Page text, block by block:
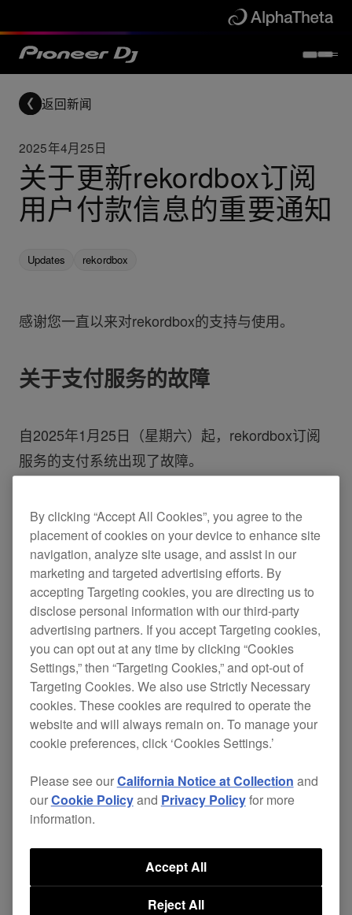
返回新闻
2025年4月25日
关于更新rekordbox订阅
用户付款信息的重要通知
Updates rekordbox
感谢您一直以来对rekordbox的支持与使用。
关于支付服务的故障
自2025年1月25日（星期六）起，rekordbox订阅
服务的支付系统出现了故障。
关于服务恢复后的操作请求
随着新支付系统的引入，若您希望继续使用当前的
订阅计划，请务必重新登记您的支付方式（信用卡
或PayPal账户）。我们对由此带来的不便深表歉
意，敬请您尽快完成相关操作。
如果我们在2025年5月12日之前未确认您的支付信
息已更新，您的订阅将根据合约内容，自2025年5
月13日起自动取消。
※若您订阅的是年付计划，并且合约更新日期在1月
1日至1月24日之间，或在5月13日之后，请在下一
个更新日前完成支付方式的更新。否则，系统将在
该日期自动取消订阅。
By clicking “Accept All Cookies”, you agree to the
placement of cookies on your device to enhance site
navigation, analyze site usage, and assist in our
marketing and targeted advertising efforts. By
accepting Targeting cookies, you are directing us to
disclose personal information with our third-party
advertising partners. If you accept Targeting cookies,
you can opt out at any time by clicking “Cookies
Settings,” then “Targeting Cookies,” and opt-out of
Targeting Cookies. We also use Strictly Necessary
cookies. These cookies are required to operate the
website and will always remain on. To manage your
cookie preferences, click ‘Cookies Settings.’
Please see ourCalifornia Notice at Collection and
ourCookie Policyand Privacy Policyfor more
information.
Reject All
Accept All